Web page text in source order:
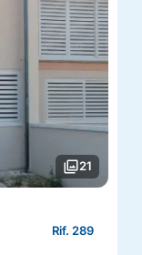
photo_library21
Rif. 289